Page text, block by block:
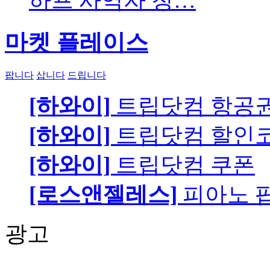
마켓 플레이스
팝니다 삽니다 드립니다
[하와이] 트립닷컴 항공
[하와이] 트립닷컴 할인
[하와이] 트립닷컴 쿠폰
[로스앤젤레스] 피아노
광고